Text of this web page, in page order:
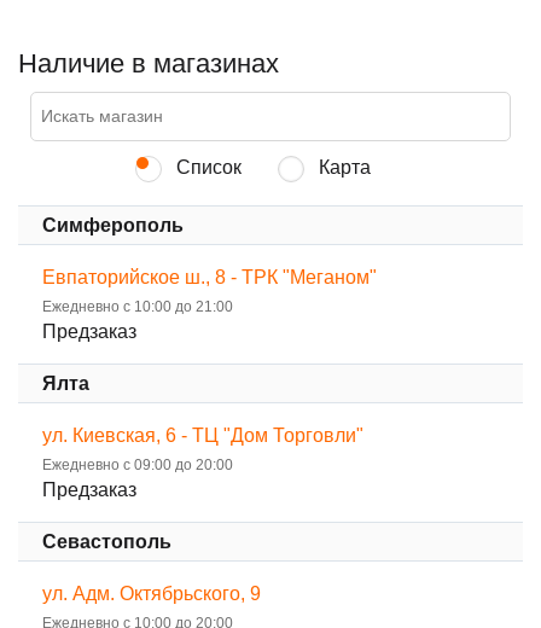
Наличие в магазинах
Список Карта
Симферополь
Евпаторийское ш., 8 - ТРК "Меганом"
Ежедневно с 10:00 до 21:00
Предзаказ
Ялта
ул. Киевская, 6 - ТЦ "Дом Торговли"
Ежедневно с 09:00 до 20:00
Предзаказ
Севастополь
ул. Адм. Октябрьского, 9
Ежедневно с 10:00 до 20:00